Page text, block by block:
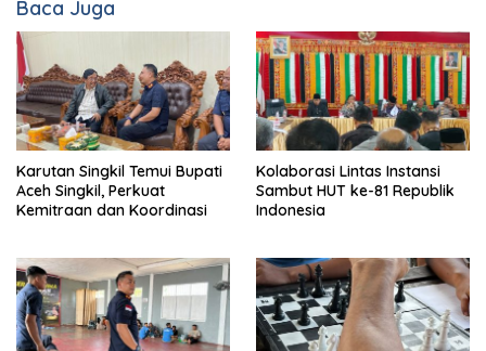
Baca Juga
Karutan Singkil Temui Bupati
Aceh Singkil, Perkuat
Kemitraan dan Koordinasi
Kolaborasi Lintas Instansi
Sambut HUT ke-81 Republik
Indonesia